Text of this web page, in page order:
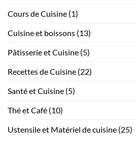
Cours de Cuisine (1)
Cuisine et boissons (13)
Pâtisserie et Cuisine (5)
Recettes de Cuisine (22)
Santé et Cuisine (5)
Thé et Café (10)
Ustensile et Matériel de cuisine (25)